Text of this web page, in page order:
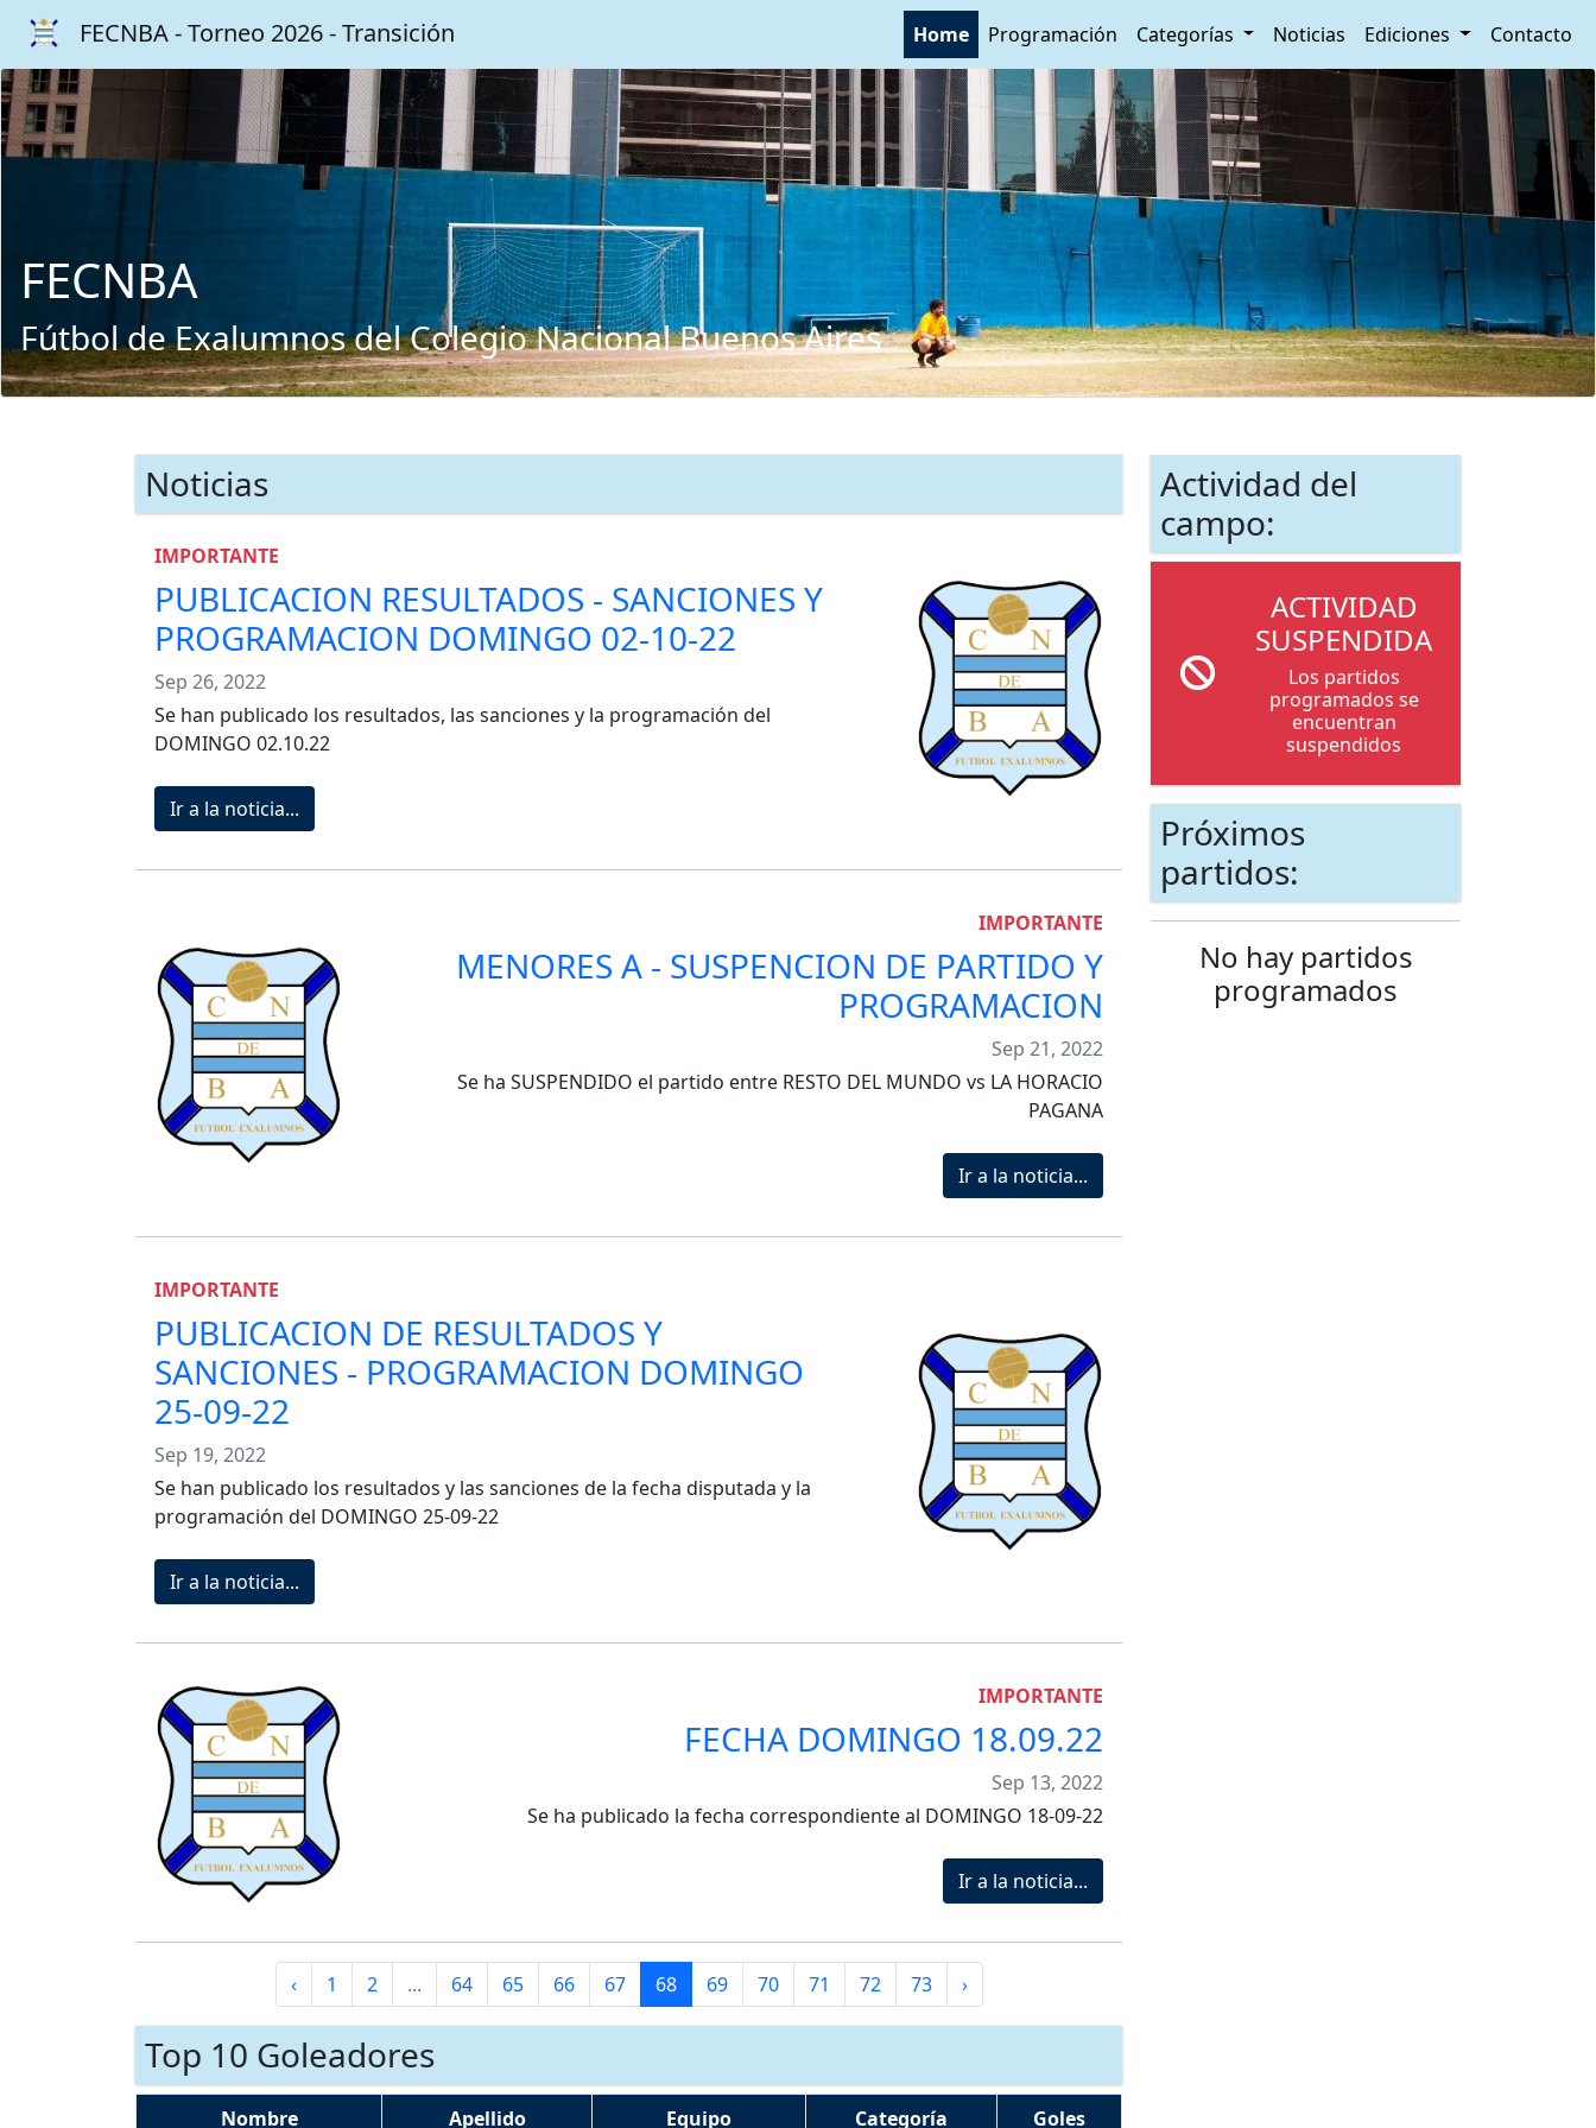
FECNBA - Torneo 2026 - Transición Home Programación Categorías Noticias Ediciones Contacto
FECNBA
Fútbol de Exalumnos del Colegio Nacional Buenos Aires
Noticias
IMPORTANTE
PUBLICACION RESULTADOS - SANCIONES Y
PROGRAMACION DOMINGO 02-10-22
Sep 26, 2022
Se han publicado los resultados, las sanciones y la programación del
DOMINGO 02.10.22
Ir a la noticia...
IMPORTANTE
MENORES A - SUSPENCION DE PARTIDO Y
PROGRAMACION
Sep 21, 2022
Se ha SUSPENDIDO el partido entre RESTO DEL MUNDO vs LA HORACIO
PAGANA
Ir a la noticia...
IMPORTANTE
PUBLICACION DE RESULTADOS Y
SANCIONES - PROGRAMACION DOMINGO
25-09-22
Sep 19, 2022
Se han publicado los resultados y las sanciones de la fecha disputada y la
programación del DOMINGO 25-09-22
Ir a la noticia...
IMPORTANTE
FECHA DOMINGO 18.09.22
Sep 13, 2022
Se ha publicado la fecha correspondiente al DOMINGO 18-09-22
Ir a la noticia...
‹ 1 2 ... 64 65 66 67 68 69 70 71 72 73 ›
Top 10 Goleadores
Nombre Apellido Equipo Categoría
Goles
Actividad del
campo:
ACTIVIDAD
SUSPENDIDA
Los partidos
programados se
encuentran
suspendidos
Próximos
partidos:
No hay partidos
programados